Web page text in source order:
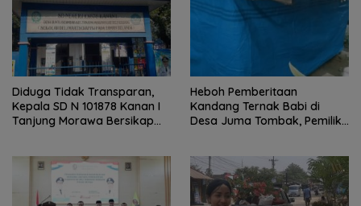
Diduga Tidak Transparan,
Kepala SD N 101878 Kanan I
Tanjung Morawa Bersikap
Heboh Pemberitaan
Kandang Ternak Babi di
Desa Juma Tombak, Pemilik